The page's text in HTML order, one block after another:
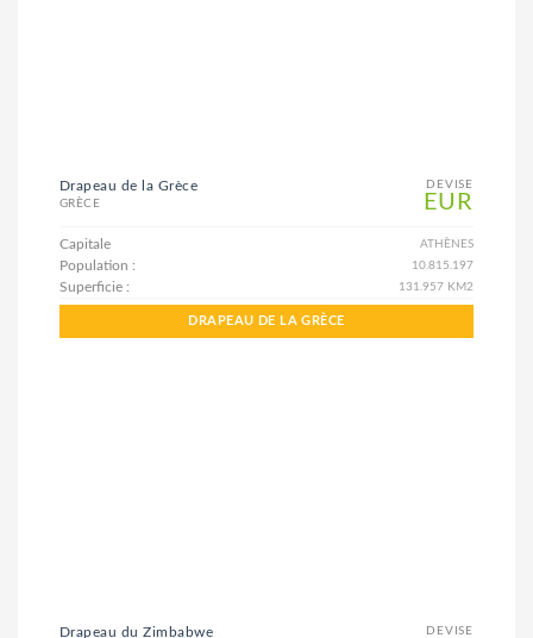
DEVISE
EUR
Drapeau de la Grèce
GRÈCE
Capitale ATHÈNES
Population : 10.815.197
Superficie : 131.957 KM2
DRAPEAU DE LA GRÈCE
DEVISE
Drapeau du Zimbabwe